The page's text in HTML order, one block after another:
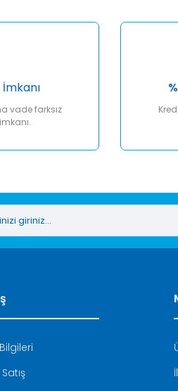
İmkanı
vade farksız